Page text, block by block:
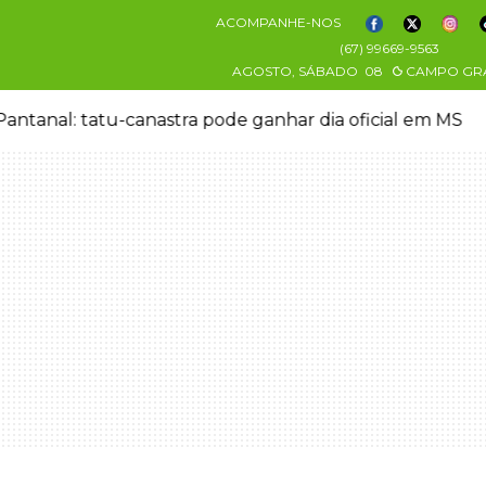
ACOMPANHE-NOS
(67) 99669-9563
AGOSTO, SÁBADO 08 CAMPO
tatu-canastra pode ganhar dia oficial em MS